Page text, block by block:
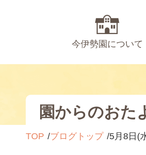
今伊勢園について
園からのおた
TOP ブログトップ 5月8日(